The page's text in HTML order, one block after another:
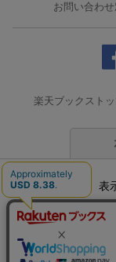
お問い合わせ
楽天ブックスト
表
企業情報 個人